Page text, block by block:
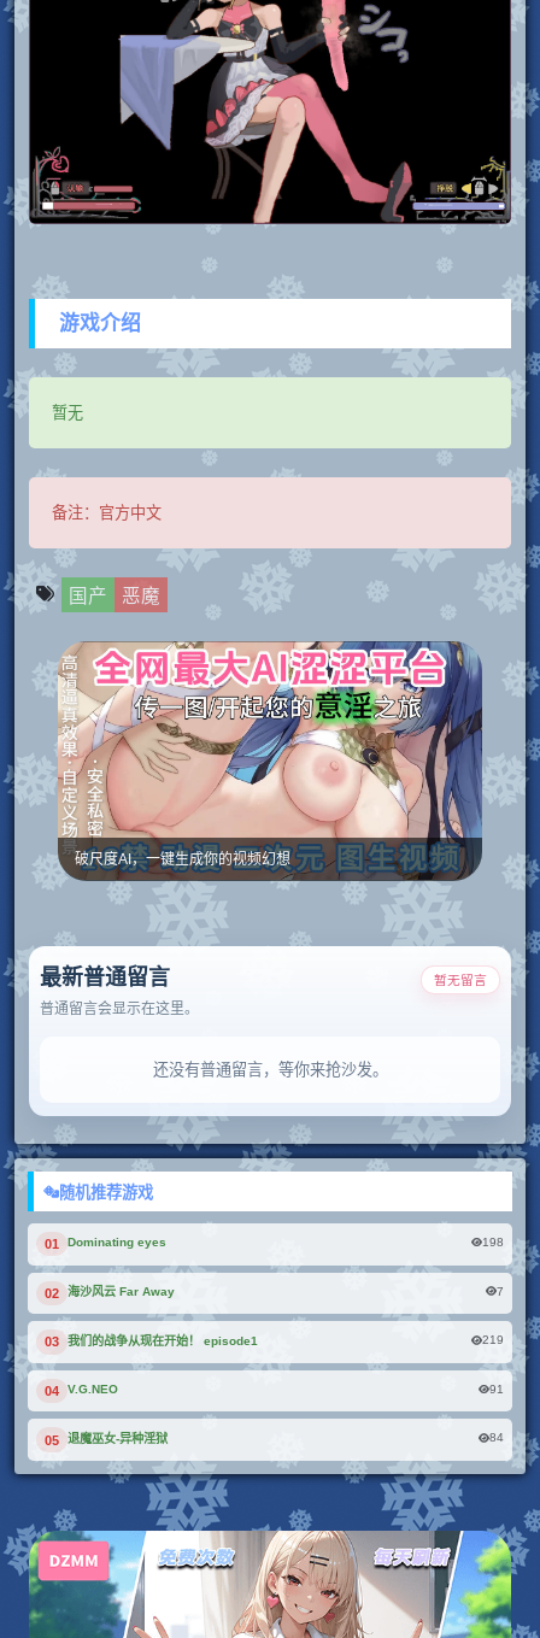
游戏介绍
暂无
备注： 官方中文
国产 恶魔
破尺度AI，一键生成你的视频幻想
最新普通留言
普通留言会显示在这里。
暂无留言
还没有普通留言，等你来抢沙发。
随机推荐游戏
01 Dominating eyes 198
02 海沙风云 Far Away 7
03 我们的战争从现在开始！ episode1 219
04 V.G.NEO 91
05 退魔巫女-异种淫狱 84